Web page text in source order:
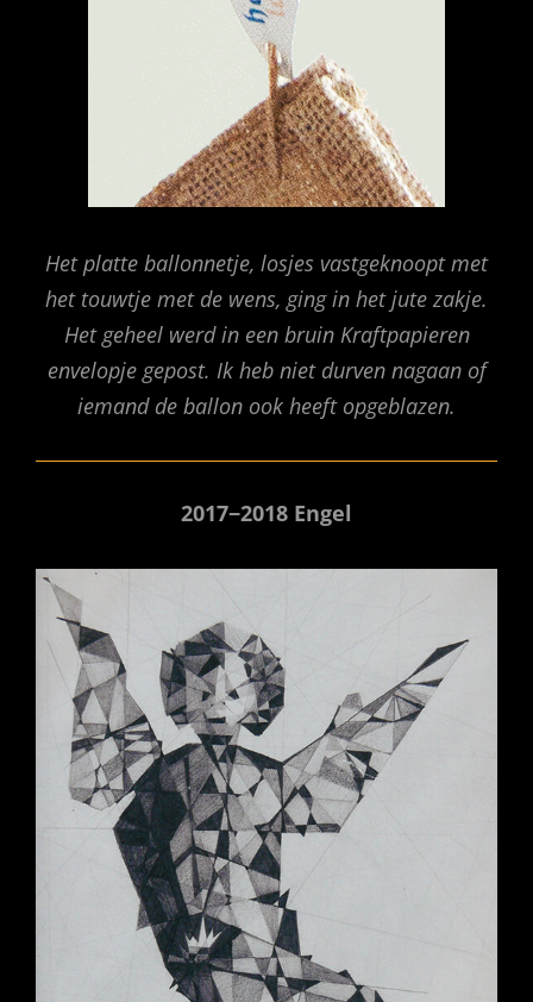
Het platte ballonnetje, losjes vastgeknoopt met
het touwtje met de wens, ging in het jute zakje.
Het geheel werd in een bruin Kraftpapieren
envelopje gepost. Ik heb niet durven nagaan of
iemand de ballon ook heeft opgeblazen.
2017−2018 Engel